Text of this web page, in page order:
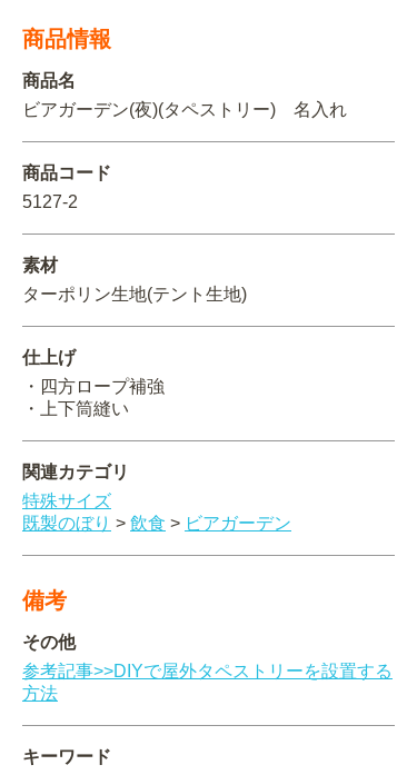
車・バイク関連
OTHER ITEMS
ORIGINAL ORDER
オリジナルオーダーについて
お支払方法
オリジナルオーダー制作事例
商品情報
商品名
ビアガーデン(夜)(タペストリー) 名入れ
商品コード
5127-2
素材
ターポリン生地(テント生地)
仕上げ
・四方ロープ補強
・上下筒縫い
関連カテゴリ
特殊サイズ
既製のぼり > 飲食 > ビアガーデン
備考
その他
参考記事>>DIYで屋外タペストリーを設置する
方法
キーワード